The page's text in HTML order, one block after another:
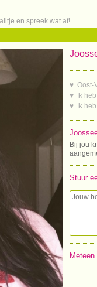
en spreek wat af!
♥ Oost-
♥ Ik
♥ Ik
Bij jou
Stuur